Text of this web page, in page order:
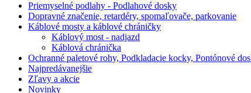
Priemyselné podlahy - Podlahové dosky
Dopravné značenie, retardéry, spomaľovače, parkovanie
Káblové mosty a káblové chráničky
Káblový most - nadjazd
Káblová chránička
Ochranné paletové rohy, Podkladacie kocky, Pontónové
Najpredávanejšie
Zľavy a akcie
Novinky